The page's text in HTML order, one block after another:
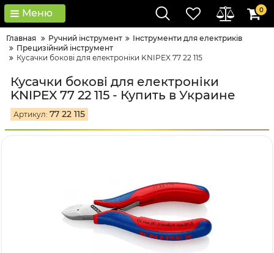
Меню 0
Главная Ручний інструмент
Інструменти для електриків
Прецизійний інструмент
Кусачки бокові для електроніки KNIPEX 77 22 115
Кусачки бокові для електроніки
KNIPEX 77 22 115 - Купить в Украине
Артикул: 77 22 115